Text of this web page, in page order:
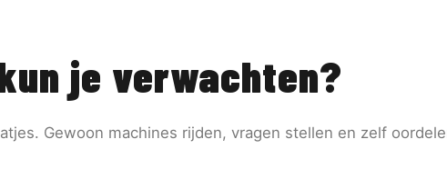
je verwachten?
Gewoon machines rijden, vragen stellen en zelf